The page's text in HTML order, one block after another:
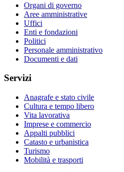
Organi di governo
Aree amministrative
Uffici
Enti e fondazioni
Politici
Personale amministrativo
Documenti e dati
Servizi
Anagrafe e stato civile
Cultura e tempo libero
Vita lavorativa
Imprese e commercio
Appalti pubblici
Catasto e urbanistica
Turismo
Mobilità e trasporti